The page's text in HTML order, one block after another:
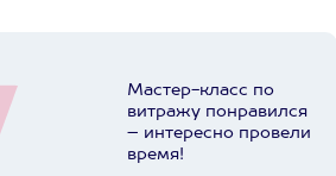
Мастер-класс по
витражу понравился
– интересно провели
время!